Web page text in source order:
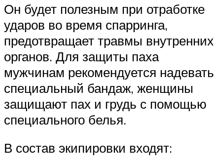
Он будет полезным при отработке
ударов во время спарринга,
предотвращает травмы внутренних
органов. Для защиты паха
мужчинам рекомендуется надевать
специальный бандаж, женщины
защищают пах и грудь с помощью
специального белья.
В состав экипировки входят: